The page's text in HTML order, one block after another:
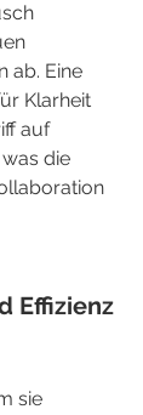
ab. Eine
Klarheit
auf
die
Effizienz
sie